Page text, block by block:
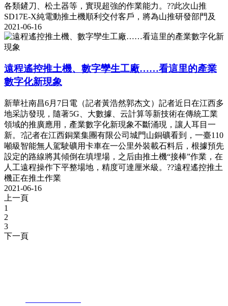
各類鏟刀、松土器等，實現超強的作業能力。??此次山推
SD17E-X純電動推土機順利交付客戶，將為山推研發部門及
2021-06-16
遠程遙控推土機、數字孿生工廠……看這里的產業
數字化新現象
新華社南昌6月7日電（記者黃浩然郭杰文）記者近日在江西多
地采訪發現，隨著5G、大數據、云計算等新技術在傳統工業
領域的推廣應用，產業數字化新現象不斷涌現，讓人耳目一
新。?記者在江西銅業集團有限公司城門山銅礦看到，一臺110
噸級智能無人駕駛礦用卡車在一公里外裝載石料后，根據預先
設定的路線將其傾倒在填埋場，之后由推土機“接棒”作業，在
人工遠程操作下平整場地，精度可達厘米級。??遠程遙控推土
機正在推土作業
2021-06-16
上一頁
1
2
3
下一頁